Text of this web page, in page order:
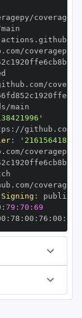
:
:
'216156418'
:
: 79:70:69
: 78 : 00 : 76 : 00 : dd